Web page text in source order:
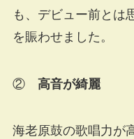
も、デビュー前とは
を賑わせました。
② 高音が綺麗
海老原鼓の歌唱力が